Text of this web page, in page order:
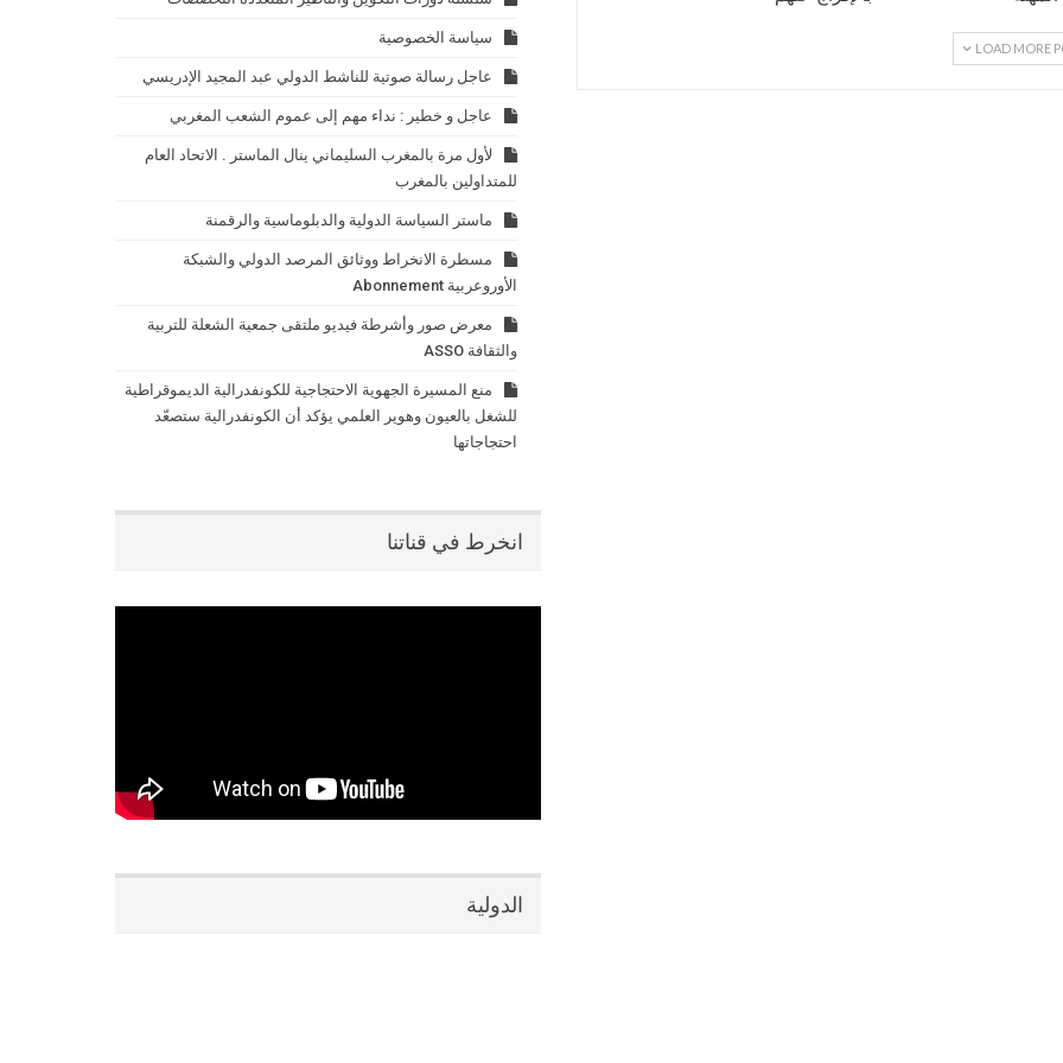
LOAD MORE
سياسة الخصوصية
عاجل رسالة صوتية للناشط الدولي عبد المجيد الإدريسي
عاجل و خطير : نداء مهم إلى عموم الشعب المغربي
لأول مرة بالمغرب السليماني ينال الماستر . الاتحاد العام
للمتداولين بالمغرب
ماستر السياسة الدولية والدبلوماسية والرقمنة
مسطرة الانخراط ووثائق المرصد الدولي والشبكة
الأوروعربية Abonnement
معرض صور وأشرطة فيديو ملتقى جمعية الشعلة للتربية
والثقافة ASSO
منع المسيرة الجهوية الاحتجاجية للكونفدرالية الديموقراطية
للشغل بالعيون وهوير العلمي يؤكد أن الكونفدرالية ستصعّد
احتجاجاتها
انخرط في قناتنا
الدولية